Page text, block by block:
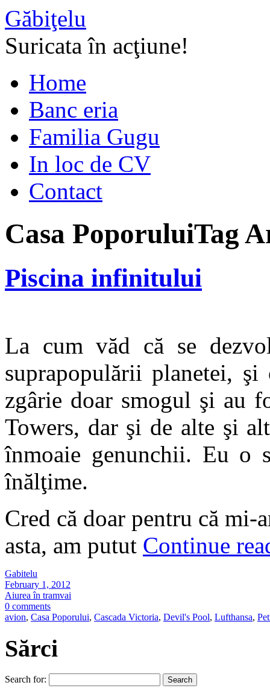
Găbiţelu
Suricata în acţiune!
Home
Banc eria
Familia Gugu
In loc de CV
Contact
Casa PoporuluiTag
Piscina infinitului
La cum văd că se
suprapopulării planetei,
zgârie doar smogul şi au
Towers, dar şi de alte şi
înmoaie genunchii. Eu o
înălţime.
Cred că doar pentru că mi-
asta, am putut Continue
Gabitelu
February 1, 2012
Aiurea în tramvai
0 comments
avion, Casa Poporului, Cascada Victoria, Devil's Pool, Lufthansa,
Sărci
Search for: